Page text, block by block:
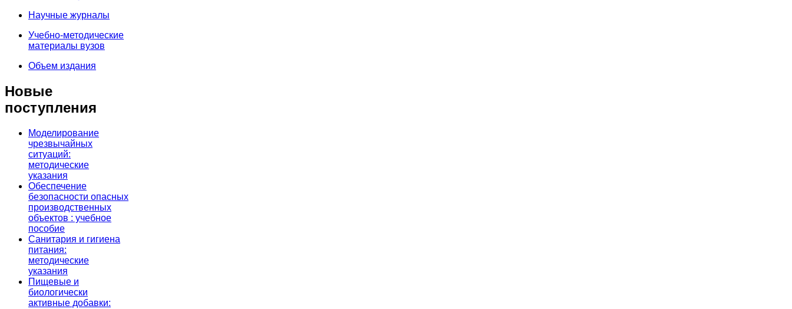
Научные журналы
Учебно-методические
материалы вузов
Объем издания
Новые
поступления
Моделирование
чрезвычайных
ситуаций:
методические
указания
Обеспечение
безопасности опасных
производственных
объектов : учебное
пособие
Санитария и гигиена
питания:
методические
указания
Пищевые и
биологически
активные добавки: